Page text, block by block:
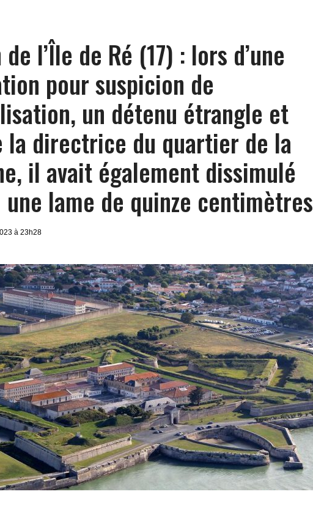
l’Île de Ré (17) : lors d’une
pour suspicion de
un détenu étrangle et
la directrice du quartier de la
il avait également dissimulé
lame de quinze centimètres
à 23h28